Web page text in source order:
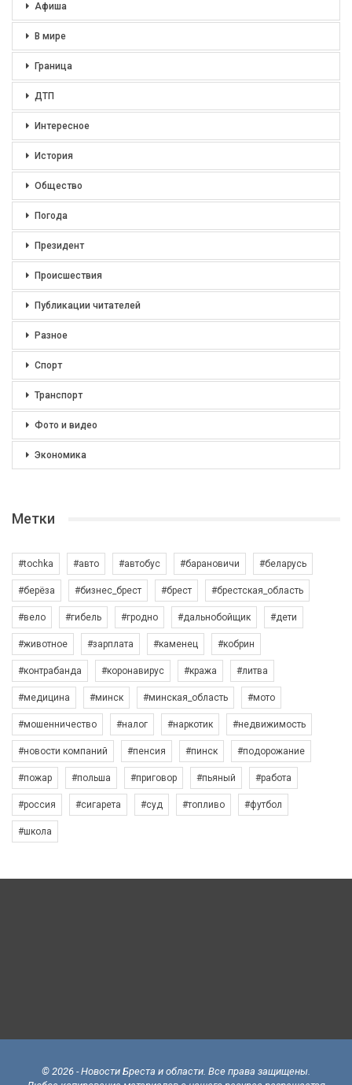
Афиша
В мире
Граница
ДТП
Интересное
История
Общество
Погода
Президент
Происшествия
Публикации читателей
Разное
Спорт
Транспорт
Фото и видео
Экономика
Метки
#tochka #авто #автобус #барановичи #беларусь
#берёза #бизнес_брест #брест #брестская_область
#вело #гибель #гродно #дальнобойщик #дети
#животное #зарплата #каменец #кобрин
#контрабанда #коронавирус #кража #литва
#медицина #минск #минская_область #мото
#мошенничество #налог #наркотик #недвижимость
#новости компаний #пенсия #пинск #подорожание
#пожар #польша #приговор #пьяный #работа
#россия #сигарета #суд #топливо #футбол
#школа
© 2026 - Новости Бреста и области. Все права защищены.